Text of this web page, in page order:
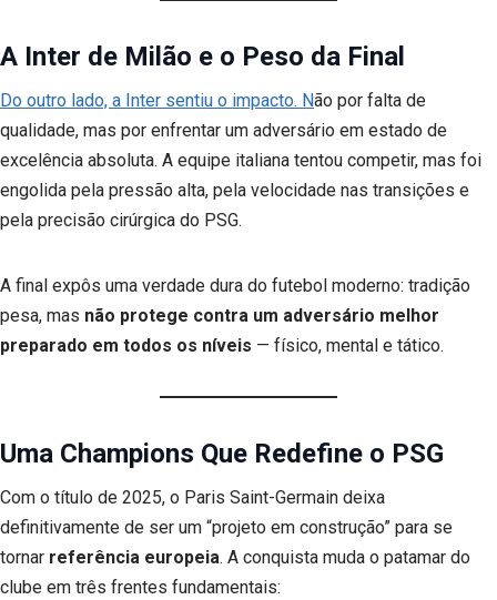
A Inter de Milão e o Peso da Final
Do outro lado, a Inter sentiu o impacto. Não por falta de
qualidade, mas por enfrentar um adversário em estado de
excelência absoluta. A equipe italiana tentou competir, mas foi
engolida pela pressão alta, pela velocidade nas transições e
pela precisão cirúrgica do PSG.
A final expôs uma verdade dura do futebol moderno: tradição
pesa, mas não protege contra um adversário melhor
preparado em todos os níveis — físico, mental e tático.
Uma Champions Que Redefine o PSG
Com o título de 2025, o Paris Saint-Germain deixa
definitivamente de ser um “projeto em construção” para se
tornar referência europeia. A conquista muda o patamar do
clube em três frentes fundamentais: